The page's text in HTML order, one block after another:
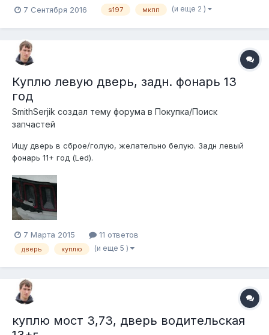
7 Сентября 2016 s197 мкпп (и еще 2 )
Куплю левую дверь, задн. фонарь 13
год
SmithSerjik создал тему форума в Покупка/Поиск
запчастей
Ищу дверь в сброе/голую, желательно белую. Задн левый
фонарь 11+ год (Led).
7 Марта 2015 11 ответов
дверь куплю (и еще 5 )
куплю мост 3,73, дверь водительская